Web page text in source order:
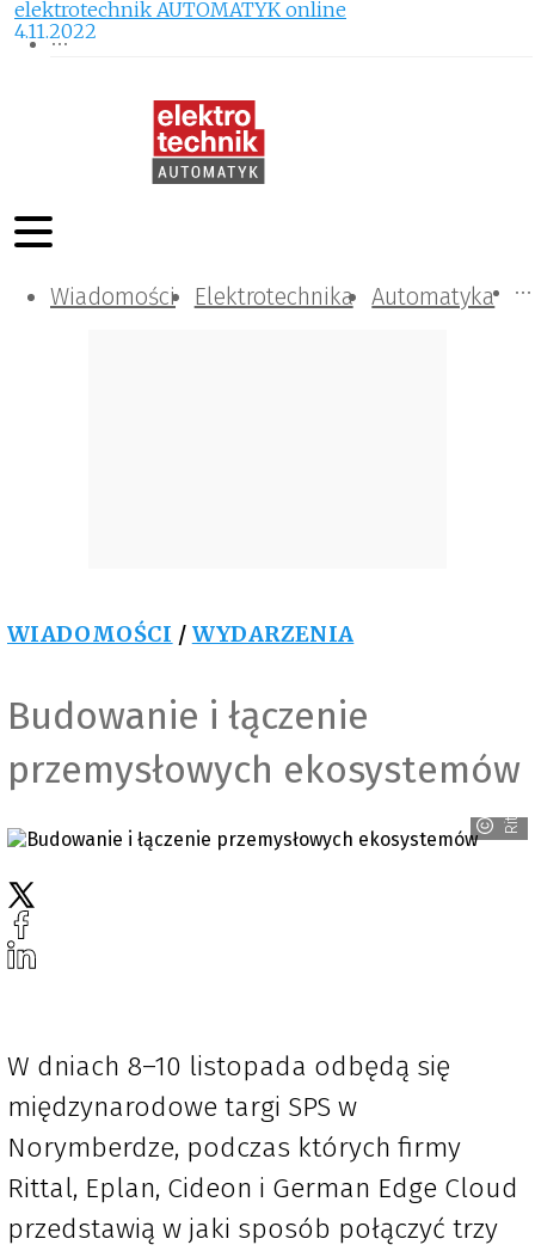
Wiadomości Elektrotechnika Automatyka
Komunikacja i IT
Kontrola
Tematy specjalne
WIADOMOŚCI / WYDARZENIA
Budowanie i łączenie
przemysłowych ekosystemów
Rittal
elektrotechnik AUTOMATYK online
4.11.2022
W dniach 8–10 listopada odbędą się
międzynarodowe targi SPS w
Norymberdze, podczas których firmy
Rittal, Eplan, Cideon i German Edge Cloud
przedstawią w jaki sposób połączyć trzy